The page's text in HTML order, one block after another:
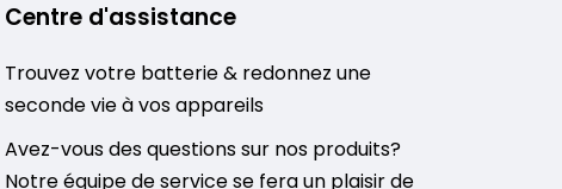
Centre d'assistance
Trouvez votre batterie & redonnez une
seconde vie à vos appareils
Avez-vous des questions sur nos produits?
Notre équipe de service se fera un plaisir de